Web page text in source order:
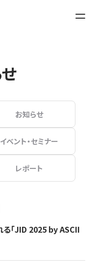
お知らせ
イベント・セミナー
レポート
る「JID 2025 by ASCII